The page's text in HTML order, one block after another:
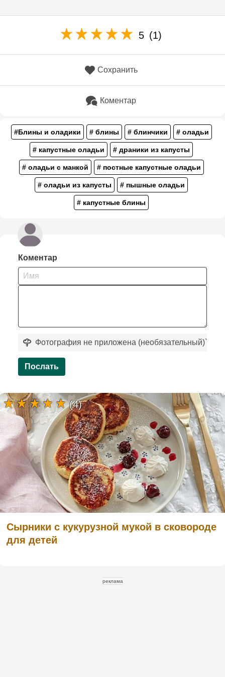
5 (1)
Сохранить
Коментар
#Блины и оладики # блины # блинчики # оладьи
# капустные оладьи # драники из капусты
# оладьи с манкой # постные капустные оладьи
# оладьи из капусты # пышные оладьи
# капустные блины
Коментар
Фотография не приложена (необязательный)`
Послать
Сырники с кукурузной мукой в сковороде
для детей
(4)
реклама